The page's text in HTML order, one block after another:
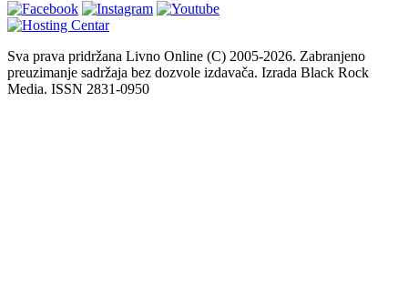
Sva prava pridržana Livno Online (C) 2005-2026. Zabranjeno
preuzimanje sadržaja bez dozvole izdavača. Izrada Black Rock
Media. ISSN 2831-0950